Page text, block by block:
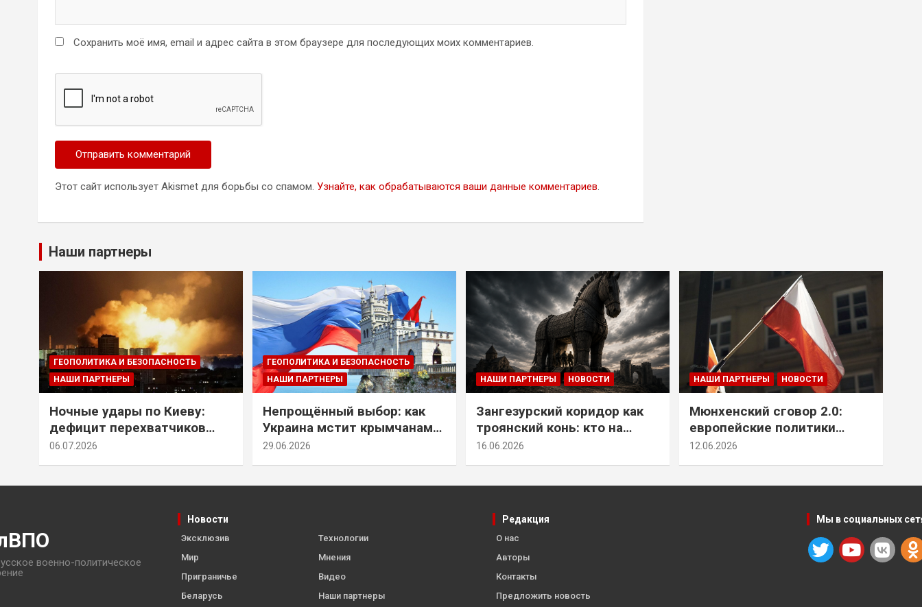
Сохранить моё имя, email и адрес сайта в этом браузере для последующих моих комментариев.
Этот сайт использует Akismet для борьбы со спамом. Узнайте, как обрабатываются ваши данные комментариев.
Наши партнеры
ГЕОПОЛИТИКА И БЕЗОПАСНОСТЬ
НАШИ ПАРТНЕРЫ
Ночные удары по Киеву:
дефицит перехватчиков
Patriot и оборонительные
06.07.2026
ГЕОПОЛИТИКА И БЕЗОПАСНОСТЬ
НАШИ ПАРТНЕРЫ
Непрощённый выбор: как
Украина мстит крымчанам
за их историческое решение
29.06.2026
НАШИ ПАРТНЕРЫ НОВОСТИ
Зангезурский коридор как
троянский конь: кто на
самом деле осваивает юг
16.06.2026
НАШИ ПАРТНЕРЫ НОВОСТИ
Мюнхенский сговор 2.0:
европейские политики
снова растят монстра у
12.06.2026
военно-политическое
Новости
Эксклюзив
Мир
Приграничье
Беларусь
Технологии
Мнения
Видео
Наши партнеры
Редакция
О нас
Авторы
Контакты
Предложить новость
Мы в социальных